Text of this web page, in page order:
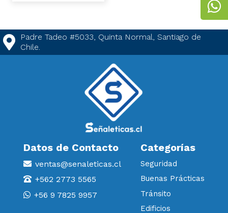
Padre Tadeo #5033, Quinta Normal, Santiago de
Chile.
Datos de Contacto
ventas@senaleticas.cl
+562 2773 5565
+56 9 7825 9957
Categorías
Seguridad
Buenas Prácticas
Tránsito
Edificios